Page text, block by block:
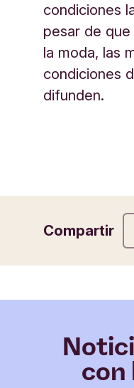
condiciones
pesar de
la moda, las
condiciones
difunden.
Compartir
con